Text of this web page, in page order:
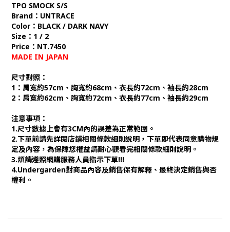
TPO SMOCK S/S
Brand：UNTRACE
Color：BLACK / DARK NAVY
Size：1 / 2
Price：NT.7450
MADE IN JAPAN
尺寸對照：
1：肩寬約57cm、胸寬約68cm、衣長約72cm、袖長約28cm
2：肩寬約62cm、胸寬約72cm、衣長約77cm、袖長約29cm
注意事項：
1.尺寸數據上會有3CM內的誤差為正常範圍。
2.下單前請先詳閱店鋪相關條款細則說明，下單即代表同意購物規
定及內容，為保障您權益請耐心觀看完相關條款細則說明。
3.煩請遵照網購服務人員指示下單!!!
4.Undergarden對商品內容及銷售保有解釋、最終決定銷售與否
權利。